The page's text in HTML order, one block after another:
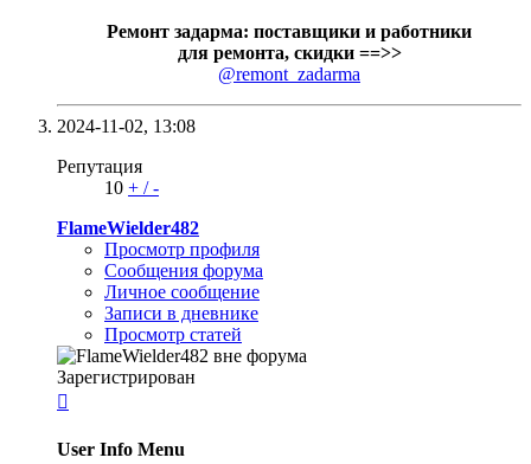
Ремонт задарма: поставщики и работники
для ремонта, скидки ==>>
@remont_zadarma
2024-11-02, 13:08
Репутация
10 + /-
FlameWielder482
Просмотр профиля
Сообщения форума
Личное сообщение
Записи в дневнике
Просмотр статей
Зарегистрирован

User Info Menu